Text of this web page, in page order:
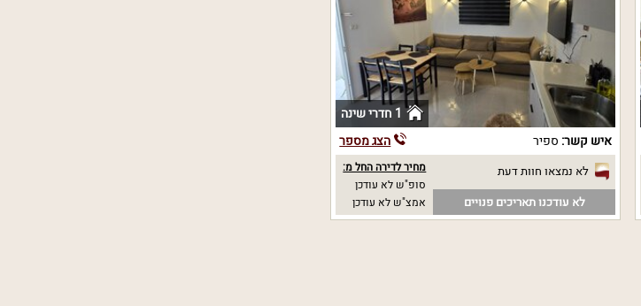
1 חדרי שינה
איש קשר: ספיר הצג מספר
לא נמצאו חוות דעת
לא עודכנו תאריכים פנויים
מחיר לדירה החל מ:
סופ"ש לא עודכן
אמצ"ש לא עודכן